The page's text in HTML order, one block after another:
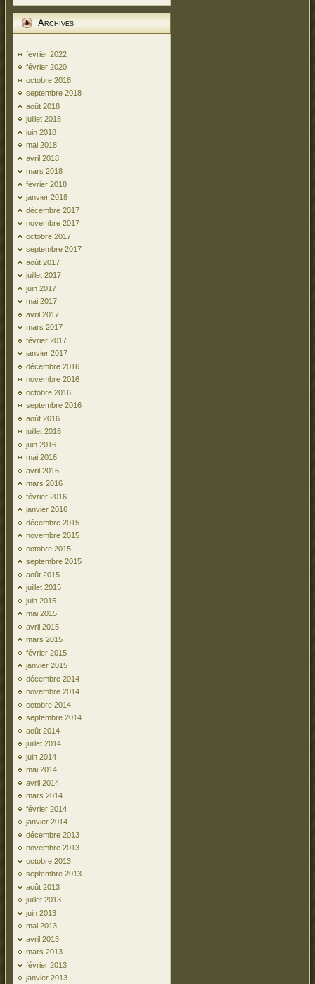
Archives
février 2022
février 2020
octobre 2018
septembre 2018
août 2018
juillet 2018
juin 2018
mai 2018
avril 2018
mars 2018
février 2018
janvier 2018
décembre 2017
novembre 2017
octobre 2017
septembre 2017
août 2017
juillet 2017
juin 2017
mai 2017
avril 2017
mars 2017
février 2017
janvier 2017
décembre 2016
novembre 2016
octobre 2016
septembre 2016
août 2016
juillet 2016
juin 2016
mai 2016
avril 2016
mars 2016
février 2016
janvier 2016
décembre 2015
novembre 2015
octobre 2015
septembre 2015
août 2015
juillet 2015
juin 2015
mai 2015
avril 2015
mars 2015
février 2015
janvier 2015
décembre 2014
novembre 2014
octobre 2014
septembre 2014
août 2014
juillet 2014
juin 2014
mai 2014
avril 2014
mars 2014
février 2014
janvier 2014
décembre 2013
novembre 2013
octobre 2013
septembre 2013
août 2013
juillet 2013
juin 2013
mai 2013
avril 2013
mars 2013
février 2013
janvier 2013